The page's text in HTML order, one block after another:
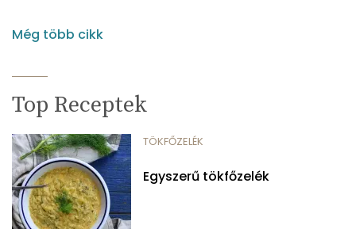
Még több cikk
Top Receptek
TÖKFŐZELÉK
Egyszerű tökfőzelék